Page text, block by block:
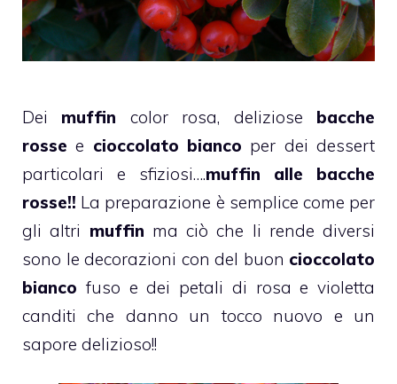
Dei muffin color rosa, deliziose bacche
rosse e cioccolato bianco per deidessert
particolari e sfiziosi….muffin alle bacche
rosse!! La preparazione è semplice come per
gli altri muffin ma ciò che li rende diversi
sono le decorazioni con del buon cioccolato
bianco fuso e dei petali di rosa e violetta
canditi che danno un tocco nuovo e un
sapore delizioso!!